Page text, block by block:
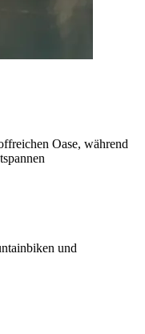
Oase, während
und